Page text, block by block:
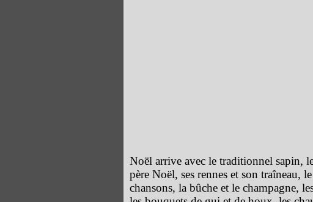
Noël arrive avec le traditionnel sapin,
père Noël, ses rennes et son traîneau,
chansons, la bûche et le champagne,